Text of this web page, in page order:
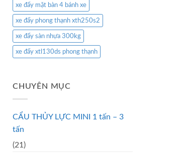
xe đẩy mặt bàn 4 bánh xe
xe đẩy phong thạnh xth250s2
xe đẩy sàn nhựa 300kg
xe đẩy xtl130ds phong thạnh
CHUYÊN MỤC
CẨU THỦY LỰC MINI 1 tấn – 3
tấn
(21)